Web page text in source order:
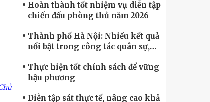
Hoàn thành tốt nhiệm vụ diễn tập
chiến đấu phòng thủ năm 2026
Thành phố Hà Nội: Nhiều kết quả
nổi bật trong công tác quân sự,
Thực hiện tốt chính sách để vững
hậu phương
Diễn tập sát thực tế, nâng cao khả